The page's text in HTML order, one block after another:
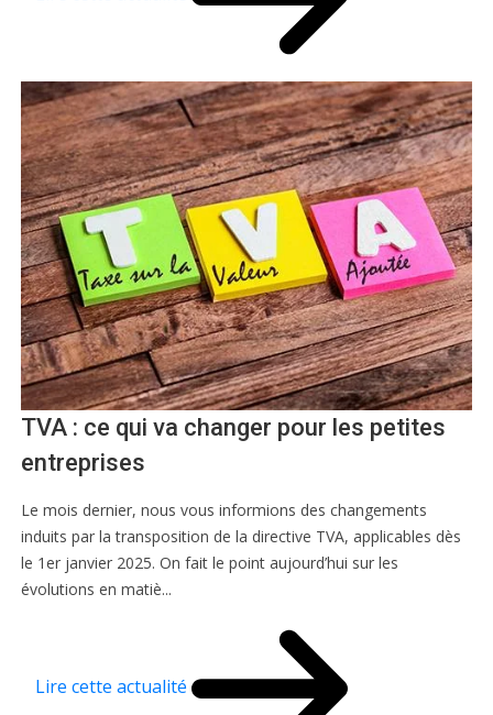
TVA : ce qui va changer pour les petites
entreprises
Le mois dernier, nous vous informions des changements
induits par la transposition de la directive TVA, applicables dès
le 1er janvier 2025. On fait le point aujourd’hui sur les
évolutions en matiè...
Lire cette actualité